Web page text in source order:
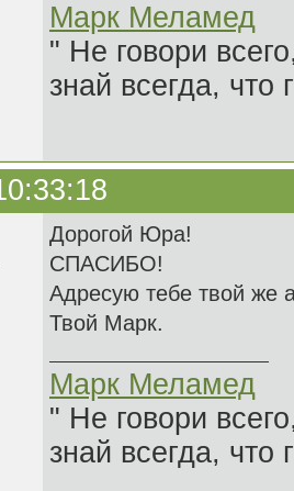
Марк Меламед
" Не говори
знай всегда, что
Дорогой Юра!
СПАСИБО!
Адресую тебе твой же
Твой Марк.
Марк Меламед
" Не говори
знай всегда, что